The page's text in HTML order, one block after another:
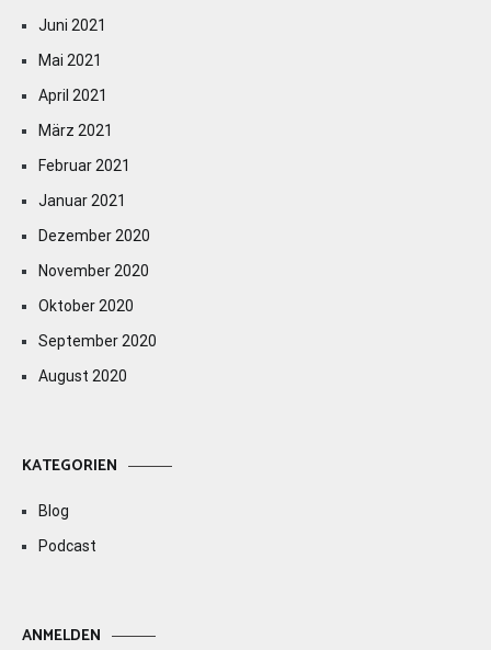
Juni 2021
Mai 2021
April 2021
März 2021
Februar 2021
Januar 2021
Dezember 2020
November 2020
Oktober 2020
September 2020
August 2020
KATEGORIEN
Blog
Podcast
ANMELDEN